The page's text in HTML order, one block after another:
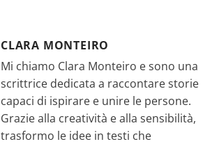
CLARA MONTEIRO
Mi chiamo Clara Monteiro e sono una
scrittrice dedicata a raccontare storie
capaci di ispirare e unire le persone.
Grazie alla creatività e alla sensibilità,
trasformo le idee in testi che